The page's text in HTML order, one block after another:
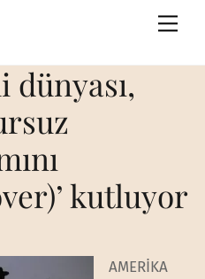
dünyası,
kutluyor
AMERİKA